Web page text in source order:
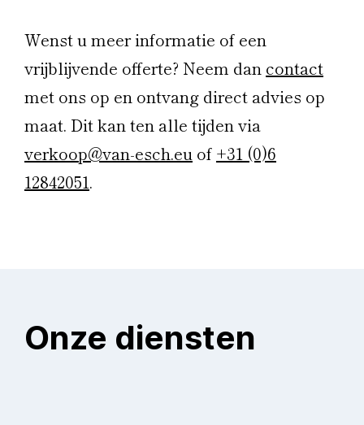
Wenst u meer informatie of een
vrijblijvende offerte? Neem dan contact
met ons op en ontvang direct advies op
maat. Dit kan ten alle tijden via
verkoop@van-esch.eu of +31 (0)6
12842051.
Onze diensten